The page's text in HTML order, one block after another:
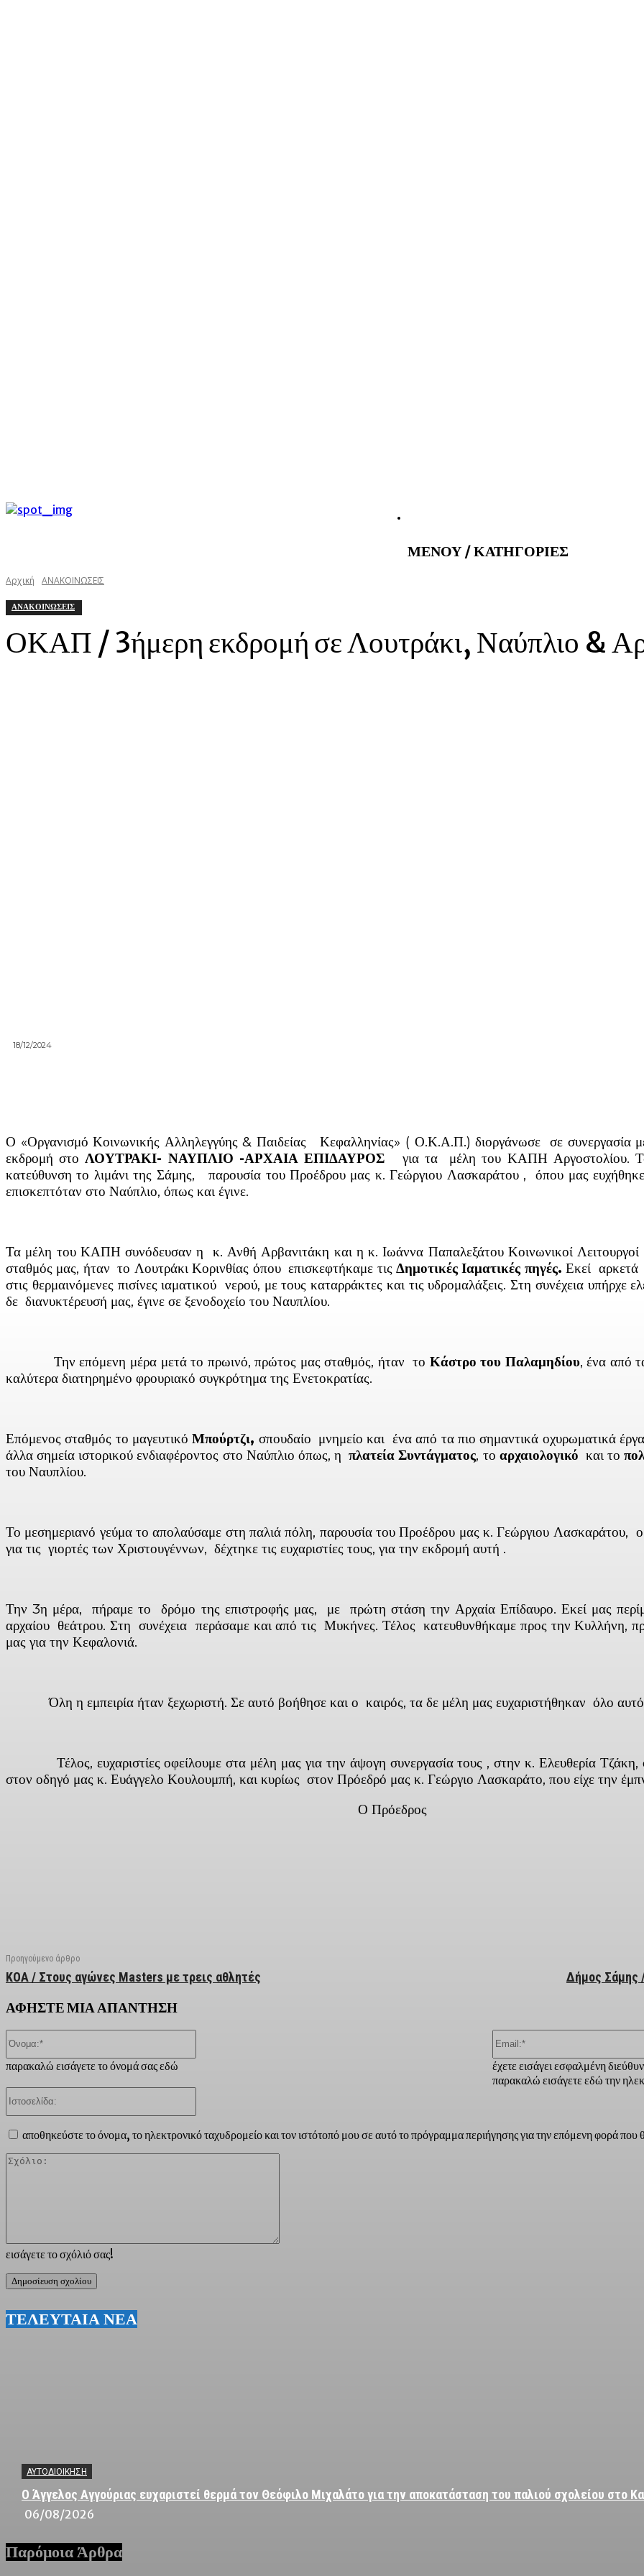
ΜΕΝΟΥ / ΚΑΤΗΓΟΡΙΕΣ
Αρχική ΑΝΑΚΟΙΝΩΣΕΙΣ
ΑΝΑΚΟΙΝΩΣΕΙΣ
ΟΚΑΠ / 3ήμερη εκδρομή σε Λουτράκι, Ναύπλιο &
18/12/2024
Ο «Οργανισμό Κοινωνικής Αλληλεγγύης & Παιδείας Κεφαλληνίας» ( Ο.Κ.Α.Π.) διοργάνωσε σε συνεργασία
εκδρομή στοΛΟΥΤΡΑΚΙ- ΝΑΥΠΛΙΟ -ΑΡΧΑΙΑ ΕΠΙΔΑΥΡΟΣ για τα μέλη του ΚΑΠΗ Αργοστολίου.
κατεύθυνση το λιμάνι της Σάμης, παρουσία του Προέδρου μας κ. Γεώργιου Λασκαράτου , όπου μας ευχήθηκε
επισκεπτόταν στο Ναύπλιο, όπως και έγινε.
Τα μέλη του ΚΑΠΗ συνόδευσαν η κ. Ανθή Αρβανιτάκη και η κ. Ιωάννα Παπαλεξάτου Κοινωνικοί
σταθμός μας, ήταν το Λουτράκι Κορινθίας όπου επισκεφτήκαμε τις Δημοτικές Ιαματικές πηγές.Εκεί αρκετά
στις θερμαινόμενες πισίνες ιαματικού νερού, με τους καταρράκτες και τις υδρομαλάξεις. Στη συνέχεια
δε διανυκτέρευσή μας, έγινε σε ξενοδοχείο του Ναυπλίου.
Την επόμενη μέρα μετά το πρωινό, πρώτος μας σταθμός, ήταν το Κάστρο του Παλαμηδίου, ένα από
καλύτερα διατηρημένο φρουριακό συγκρότημα της Ενετοκρατίας.
Επόμενος σταθμός το μαγευτικόΜπούρτζι, σπουδαίο μνημείο και ένα από τα πιο σημαντικά οχυρωματικά
άλλα σημεία ιστορικού ενδιαφέροντος στο Ναύπλιο όπως, ηπλατεία Συντάγματος, το αρχαιολογικό και το
του Ναυπλίου.
Το μεσημεριανό γεύμα το απολαύσαμε στη παλιά πόλη, παρουσία του Προέδρου μας κ. Γεώργιου Λασκαράτου, ο
για τις γιορτές των Χριστουγέννων, δέχτηκε τις ευχαριστίες τους, για την εκδρομή αυτή .
Την 3η μέρα, πήραμε το δρόμο της επιστροφής μας, με πρώτη στάση την Αρχαία Επίδαυρο. Εκεί μας
αρχαίου θεάτρου. Στη συνέχεια περάσαμε και από τις Μυκήνες. Τέλος κατευθυνθήκαμε προς την Κυλλήνη,
μας για την Κεφαλονιά.
Όλη η εμπειρία ήταν ξεχωριστή. Σε αυτό βοήθησε και ο καιρός, τα δε μέλη μας ευχαριστήθηκαν όλο αυτό
Τέλος, ευχαριστίες οφείλουμε στα μέλη μας για την άψογη συνεργασία τους , στην κ. Ελευθερία Τζάκη,
στον οδηγό μας κ. Ευάγγελο Κουλουμπή, και κυρίως στον Πρόεδρό μας κ. Γεώργιο Λασκαράτο, που είχε την
Ο Πρόεδρος Γεώργιος
Προηγούμενο άρθρο
ΚΟΑ / Στους αγώνες Masters με τρεις αθλητές Δήμος Σάμης
ΑΦΗΣΤΕ ΜΙΑ ΑΠΑΝΤΗΣΗ
εισάγετε το σχόλιό σας!
παρακαλώ εισάγετε το όνομά σας εδώ
έχετε εισάγει εσφαλμένη
παρακαλώ εισάγετε εδώ την
αποθηκεύστε το όνομα, το ηλεκτρονικό ταχυδρομείο και τον ιστότοπό μου σε αυτό το πρόγραμμα περιήγησης για την επόμενη φορά
ΤΕΛΕΥΤΑΙΑ ΝΕΑ
ΑΥΤΟΔΙΟΙΚΗΣΗ
Ο Άγγελος Αγγούριας ευχαριστεί θερμά τον Θεόφιλο Μιχαλάτο για την αποκατάσταση του παλιού σχολείου στο
06/08/2026
Παρόμοια Άρθρα